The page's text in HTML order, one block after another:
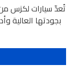
تُعدّ سيارات لكزس
بجودتها العالية